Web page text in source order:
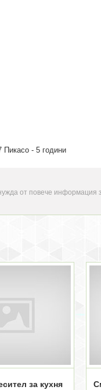
Пикасо - 5 години
от повече информация
за кухня